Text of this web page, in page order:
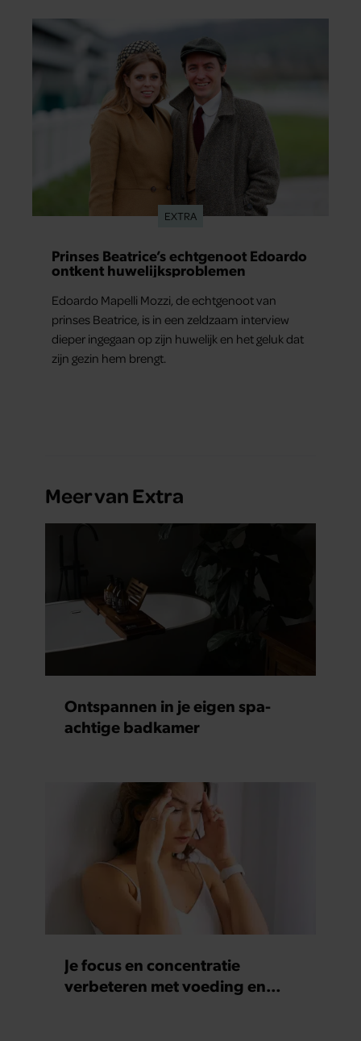
samen en werd dochter Lola geboren.
EXTRA
Prinses Beatrice’s echtgenoot Edoardo
ontkent huwelijksproblemen
Edoardo Mapelli Mozzi, de echtgenoot van
prinses Beatrice, is in een zeldzaam interview
dieper ingegaan op zijn huwelijk en het geluk dat
zijn gezin hem brengt.
Meer van Extra
Ontspannen in je eigen spa-
achtige badkamer
Je focus en concentratie
verbeteren met voeding en